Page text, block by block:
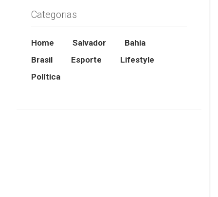
Categorias
Home Salvador
Bahia
Brasil
Esporte
Lifestyle
Política